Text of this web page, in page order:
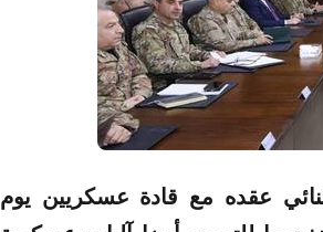
عقده مع قادة عسكريين يوم